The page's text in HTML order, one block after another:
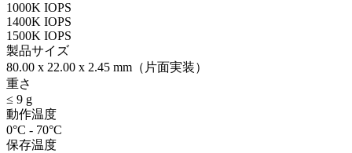
1000K IOPS
1400K IOPS
1500K IOPS
製品サイズ
80.00 x 22.00 x 2.45 mm（片面実装）
重さ
≤ 9 g
動作温度
0°C - 70°C
保存温度